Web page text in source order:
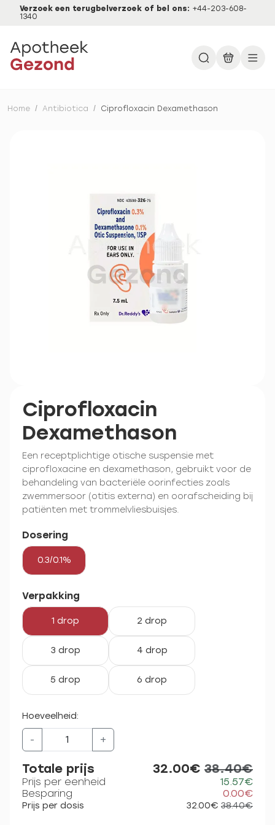
Verzoek een terugbelverzoek of bel ons: +44-203-608-
1340
Home / Antibiotica / Ciprofloxacin Dexamethason
Ciprofloxacin
Dexamethason
Een receptplichtige otische suspensie met
ciprofloxacine en dexamethason, gebruikt voor de
behandeling van bacteriële oorinfecties zoals
zwemmersoor (otitis externa) en oorafscheiding bij
patiënten met trommelvliesbuisjes.
Dosering
0.3/0.1%
Verpakking
1 drop 2 drop
3 drop 4 drop
5 drop 6 drop
Hoeveelheid:
- +
Totale prijs 32.00€ 38.40€
Prijs per eenheid
15.57€
Besparing
0.00€
Prijs per dosis 32.00€ 38.40€